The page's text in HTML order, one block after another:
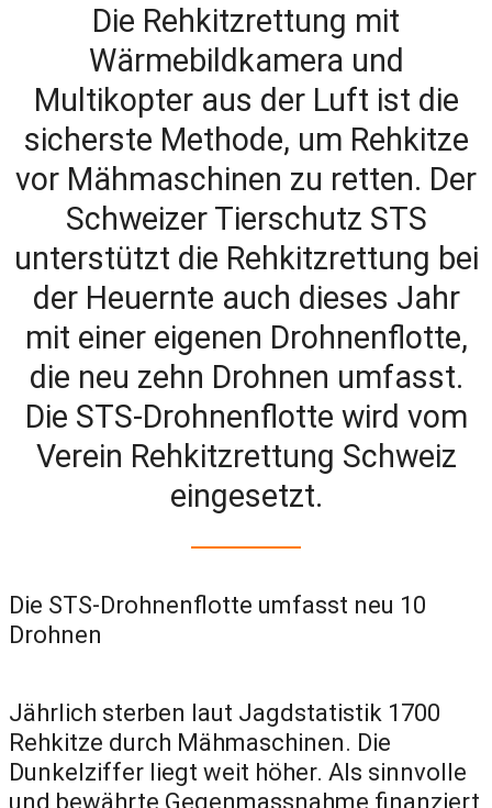
Die Rehkitzrettung mit
Wärmebildkamera und
Multikopter aus der Luft ist die
sicherste Methode, um Rehkitze
vor Mähmaschinen zu retten. Der
Schweizer Tierschutz STS
unterstützt die Rehkitzrettung bei
der Heuernte auch dieses Jahr
mit einer eigenen Drohnenflotte,
die neu zehn Drohnen umfasst.
Die STS-Drohnenflotte wird vom
Verein Rehkitzrettung Schweiz
eingesetzt.
Die STS-Drohnenflotte umfasst neu 10
Drohnen
Jährlich sterben laut Jagdstatistik 1700
Rehkitze durch Mähmaschinen. Die
Dunkelziffer liegt weit höher. Als sinnvolle
und bewährte Gegenmassnahme finanziert